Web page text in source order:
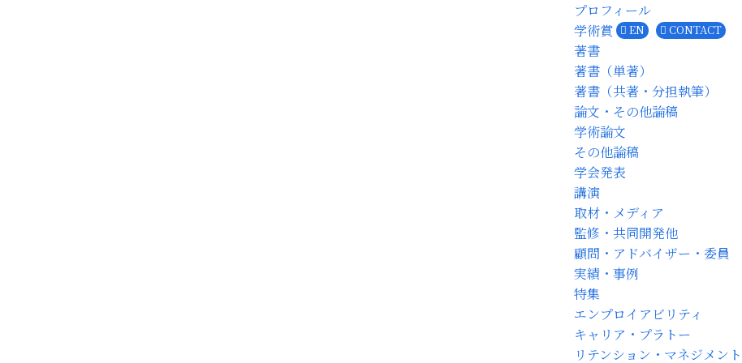
プロフィール
学術賞
著書
著書（単著）
著書（共著・分担執筆）
論文・その他論稿
学術論文
その他論稿
学会発表
講演
取材・メディア
監修・共同開発他
顧問・アドバイザー・委員
実績・事例
特集
エンプロイアビリティ
キャリア・プラトー
リテンション・マネジメント
CONTACT
EN